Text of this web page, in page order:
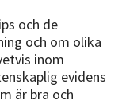
och de
och om olika
inom
evidens
är bra och